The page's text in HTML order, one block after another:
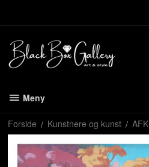
Meny
Forside Kunstnere og kunst AFK